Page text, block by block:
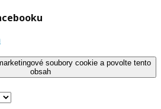
soubory cookie a povolte tento
obsah